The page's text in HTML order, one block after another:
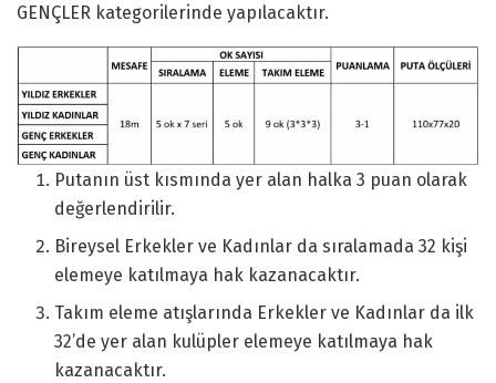
GENÇLER kategorilerinde yapılacaktır.
Putanın üst kısmında yer alan halka 3 puan olarak
değerlendirilir.
Bireysel Erkekler ve Kadınlar da sıralamada 32 kişi
elemeye katılmaya hak kazanacaktır.
Takım eleme atışlarında Erkekler ve Kadınlar da ilk
32’de yer alan kulüpler elemeye katılmaya hak
kazanacaktır.